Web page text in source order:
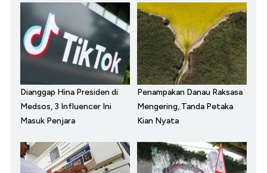
Dianggap Hina Presiden di
Medsos, 3 Influencer Ini
Masuk Penjara
Penampakan Danau Raksasa
Mengering, Tanda Petaka
Kian Nyata